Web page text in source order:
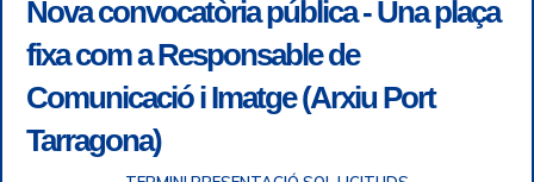
Nova convocatòria pública - Una plaça
fixa com a Responsable de
Comunicació i Imatge (Arxiu Port
Tarragona)